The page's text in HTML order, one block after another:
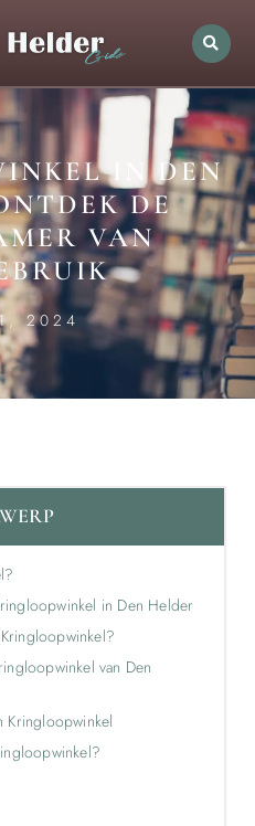
IN DEN
DE
VAN
2024
in Den Helder
van Den
Kringloopwinkel